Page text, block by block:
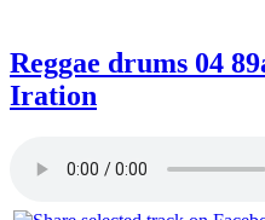
Reggae drums 04
Iration